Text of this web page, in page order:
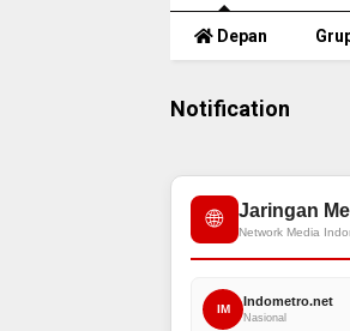
Depan
Notification
🌐 Jaringan
Network Media
IM
Indometro.net
Nasional